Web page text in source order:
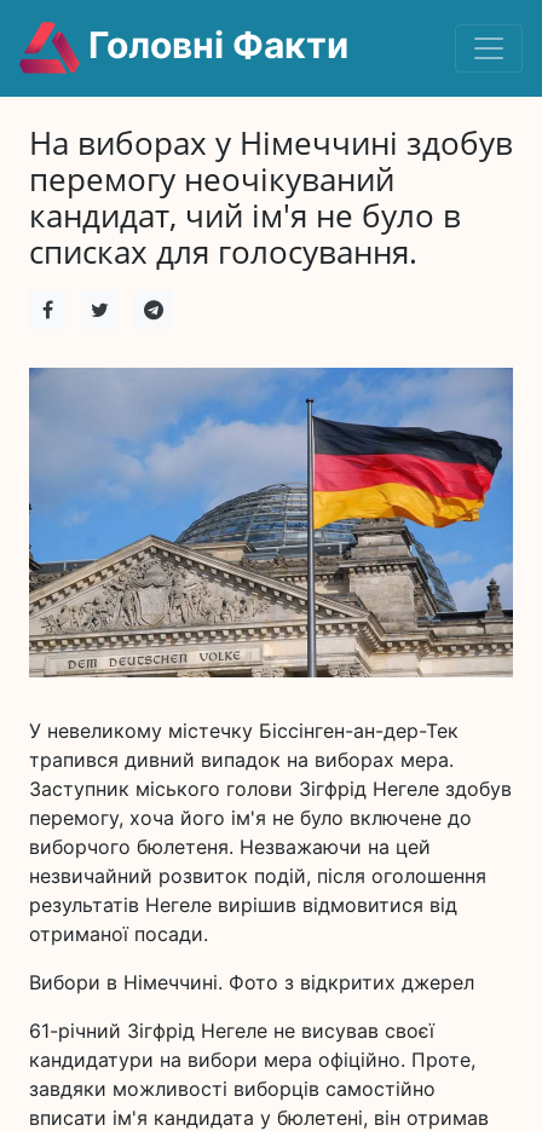
Головні Факти
На виборах у Німеччині здобув
перемогу неочікуваний
кандидат, чий ім'я не було в
списках для голосування.
У невеликому містечку Біссінген-ан-дер-Тек
трапився дивний випадок на виборах мера.
Заступник міського голови Зігфрід Негеле здобув
перемогу, хоча його ім'я не було включене до
виборчого бюлетеня. Незважаючи на цей
незвичайний розвиток подій, після оголошення
результатів Негеле вирішив відмовитися від
отриманої посади.
Вибори в Німеччині. Фото з відкритих джерел
61-річний Зігфрід Негеле не висував своєї
кандидатури на вибори мера офіційно. Проте,
завдяки можливості виборців самостійно
вписати ім'я кандидата у бюлетені, він отримав